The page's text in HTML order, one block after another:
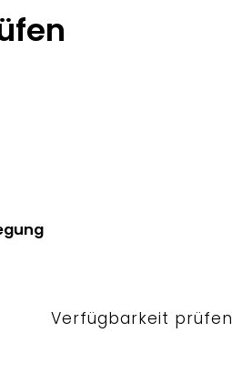
Verfügbarkeit prüfen